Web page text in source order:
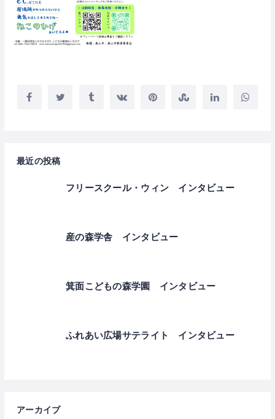
最近の投稿
フリースクール・ウィン インタビュー
産の森学舎 インタビュー
箕面こどもの森学園 インタビュー
ふれあい広場サテライト インタビュー
アーカイブ